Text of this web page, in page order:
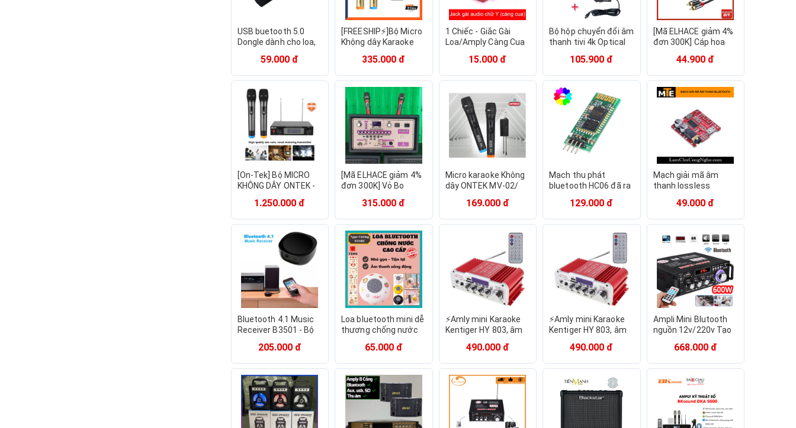
USB buetooth 5.0
Dongle dành cho loa,
âm thanh, ô tô - HÀNG
CHẤT LƯỢNG CAO
59.000 đ
[FREESHIP⚡️]Bộ Micro
Không dây Karaoke
2 Micro chuyên dụng
Amply, Loa kéo
335.000 đ
1 Chiếc - Giắc Gài
Loa/Amply Càng Cua
8.5mm/5.5mm OD-
4.0mm Mạ Đồng OCC
15.000 đ
Bộ hộp chuyển đổi âm
thanh tivi 4k Optical
amply kèm nguồn -
dc633+dc1259
105.900 đ
[Mã ELHACE giảm 4%
đơn 300K] Cáp hoa
loa, amply, 2 đầu
2RCA - Jinghua A112
44.900 đ
[On-Tek] Bộ MICRO
KHÔNG DÂY ONTEK -
LOA KÉO, AMPLY,
KARAOKE GIA ĐÌNH,
1.250.000 đ
[Mã ELHACE giảm 4%
đơn 300K] Vỏ Bo
Kiểu Amply Reverb (+
Theo Yêu Cầu)
315.000 đ
Micro karaoke Không
dây ONTEK MV-02/
cho các loại loa kéo,
amply
169.000 đ
Mạch thu phát
bluetooth HC06 đã ra
bluetooth loại tốt
129.000 đ
Mạch giải mã âm
thanh lossless
chế loa bluetooth,...
49.000 đ
Bluetooth 4.1 Music
Receiver B3501 - Bộ
Bluetooth205.000 đ
Loa bluetooth mini dễ
thương chống nước
tắm gắn tường nhỏ
gọn tiện lợi sử dụng-
tặng sticker
65.000 đ
⚡Amly mini Karaoke
Kentiger HY 803, âm
cực đỉnh kết nối
bluetooth, hàng nhập
khẩu {SIÊU SALE}
490.000 đ
⚡Amly mini Karaoke
Kentiger HY 803, âm
cực đỉnh kết nối
bluetooth, hàng nhập
khẩu [SALE LỚN]
490.000 đ
Ampli Mini Blutooth
nguồn 12v/220v Tạo
Treble Bluetooth Kết
Nối 4.0 2 cổng MIC
Cho Dàn Karaoke -
dc2876
668.000 đ